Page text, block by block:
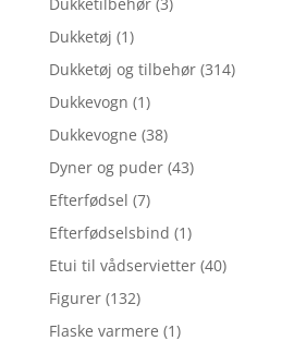
Dukketøj (1)
Dukketøj og tilbehør (314)
Dukkevogn (1)
Dukkevogne (38)
Dyner og puder (43)
Efterfødsel (7)
Efterfødselsbind (1)
Etui til vådservietter (40)
Figurer (132)
Flaske varmere (1)